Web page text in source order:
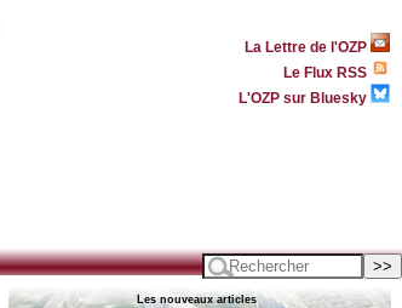
La Lettre de l'OZP
Le Flux RSS
L'OZP sur Bluesky
Les nouveaux articles